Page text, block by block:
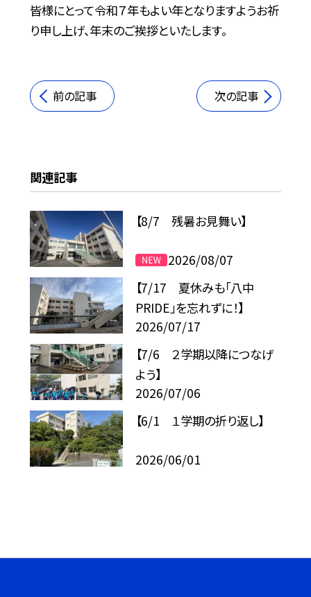
皆様にとって令和７年もよい年となりますようお祈
り申し上げ、年末のご挨拶といたします。
前の記事 次の記事
関連記事
【8/7 残暑お見舞い】
2026/08/07
【7/17 夏休みも「八中
PRIDE」を忘れずに！】
2026/07/17
【7/6 ２学期以降につなげ
よう】
2026/07/06
【6/1 １学期の折り返し】
2026/06/01